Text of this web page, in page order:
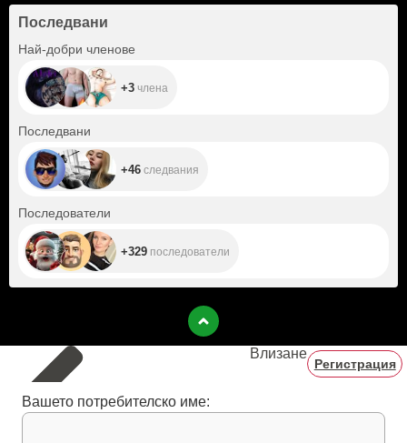
Последвани
Най-добри членове
+3 члена
Последвани
+46 следвания
Последователи
+329 последователи
Влизане
Регистрация
Вашето потребителско име: